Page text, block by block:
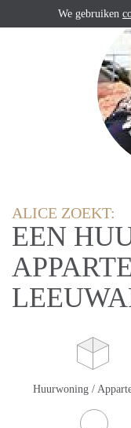
ALICE ZOEKT:
EEN
Huurwoning /
We gebruiken